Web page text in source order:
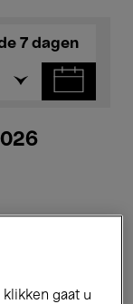
7 dagen
gaat u